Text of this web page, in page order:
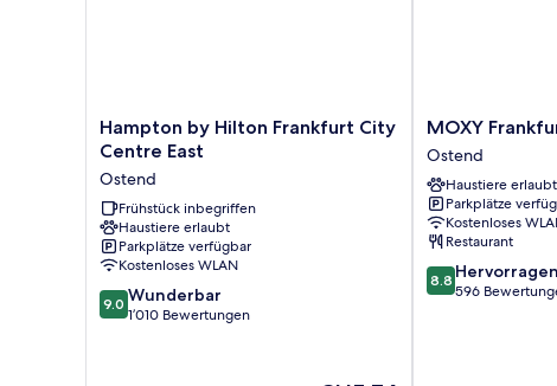
Hampton
by
Frankfurt
City
Centre
East
Ostend
Hampton by Hilton Frankfurt City
Centre East
Ostend
Frühstück inbegriffen
Haustiere erlaubt
Parkplätze verfügbar
Kostenloses WLAN
9.0
von
9.0 Wunderbar
1’010 Bewertungen
MOXY
Frankfurt
East
Ostend
MOXY
Ostend
Haustiere erlaubt
Parkplätze
Kostenloses
Restaurant
8.8
von
8.8
596